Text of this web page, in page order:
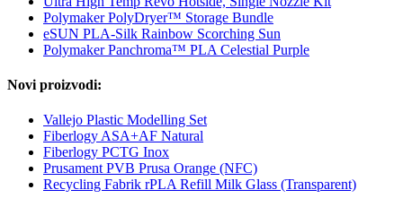
Polymaker PolyDryer™ Storage Bundle
eSUN PLA-Silk Rainbow Scorching Sun
Polymaker Panchroma™ PLA Celestial Purple
Novi proizvodi:
Vallejo Plastic Modelling Set
Fiberlogy ASA+AF Natural
Fiberlogy PCTG Inox
Prusament PVB Prusa Orange (NFC)
Recycling Fabrik rPLA Refill Milk Glass (Transparent)